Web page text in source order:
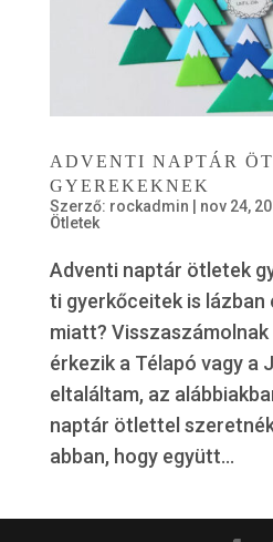
ADVENTI NAPTÁR
GYEREKEKNEK
Szerző: rockadmin nov 24,
Ötletek
Adventi naptár ötletek
ti gyerkőceitek is lázban
miatt? Visszaszámolnak
érkezik a Télapó vagy a
eltaláltam, az
naptár ötlettel
abban, hogy együtt...